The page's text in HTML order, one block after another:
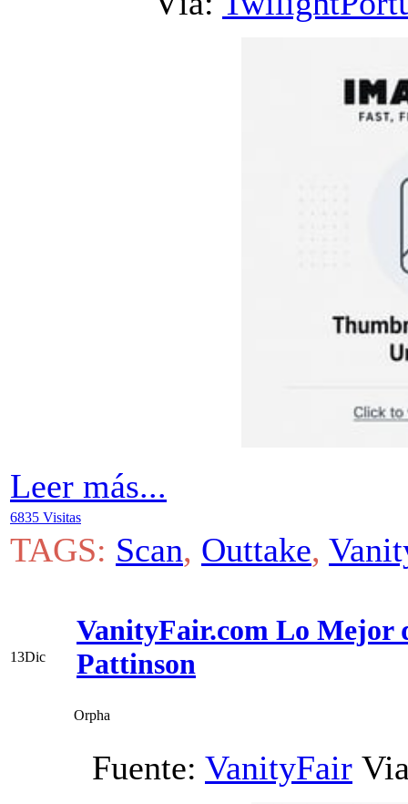
Leer más...
6835 Visitas
TAGS: Scan, Outtake,
13Dic
VanityFair.com Lo Mejor
Pattinson
Orpha
Fuente: VanityFair